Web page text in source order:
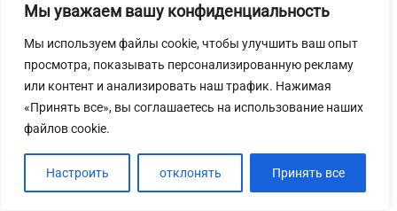
Мы уважаем вашу конфиденциальность
Мы используем файлы cookie, чтобы улучшить ваш опыт
просмотра, показывать персонализированную рекламу
или контент и анализировать наш трафик. Нажимая
«Принять все», вы соглашаетесь на использование наших
файлов cookie.
Настроить отклонять Принять все
В западных странах основа рациона
– мясные и молочные продукты,
которые обеспечивают 100–160 г
белка в среднем, что в 2–4...